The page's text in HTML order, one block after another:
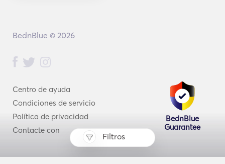
Filtros
Centro de ayuda
Condiciones de servicio
Política de privacidad
Contacte con
BednBlue
Guarantee
BednBlue © 2026